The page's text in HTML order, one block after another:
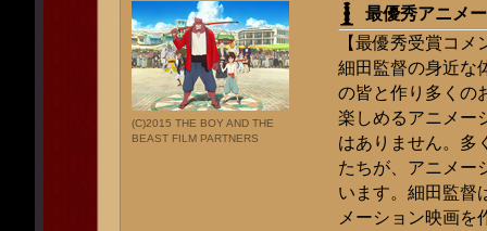
(C)2015 THE BOY AND THE
BEAST FILM PARTNERS
最優秀アニメ
【最優秀受賞コメ
細田監督の身近な
の皆と作り多くの
楽しめるアニメー
はありません。多
たちが、アニメー
います。細田監督
メーション映画を